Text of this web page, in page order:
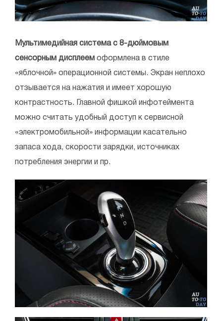
Мультимедийная система с 8-дюймовым
сенсорным дисплеем оформлена в стиле
«яблочной» операционной системы. Экран неплохо
отзывается на нажатия и имеет хорошую
контрастность. Главной фишкой инфотеймента
можно считать удобный доступ к сервисной
«электромобильной» информации касательно
запаса хода, скорости зарядки, источниках
потребления энергии и пр.